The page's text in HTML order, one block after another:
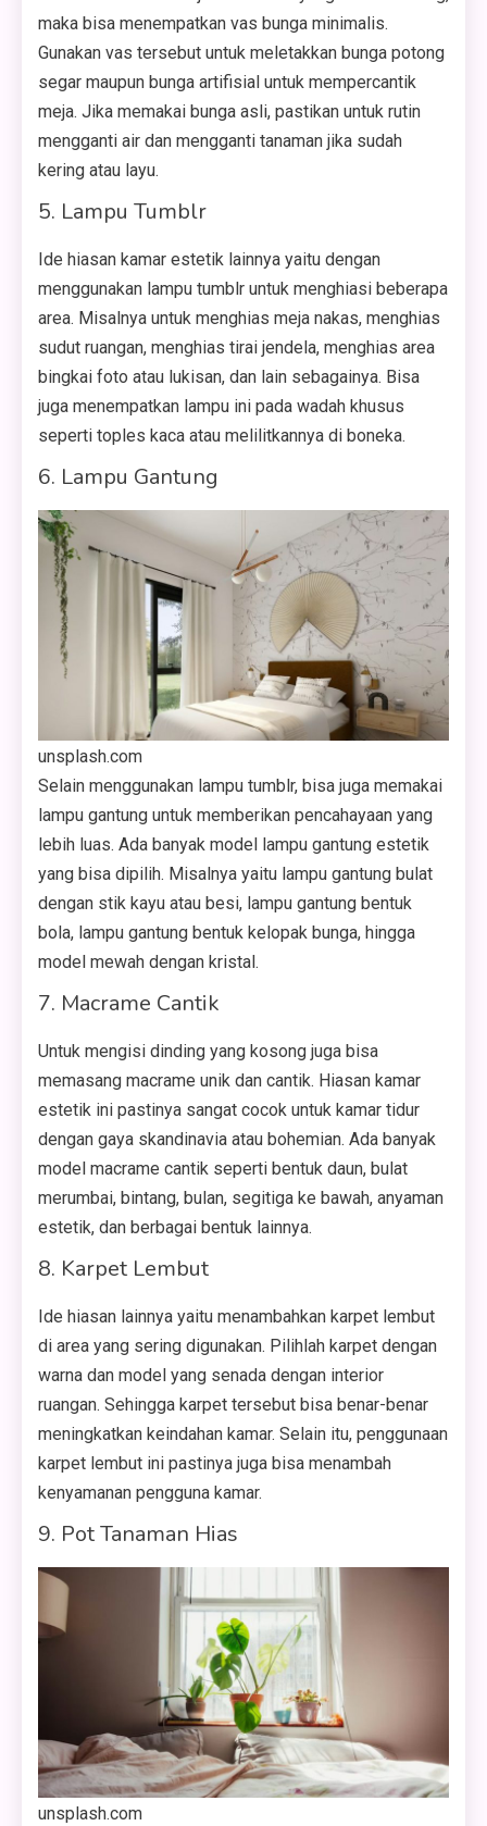
maka bisa menempatkan vas bunga minimalis.
Gunakan vas tersebut untuk meletakkan bunga potong
segar maupun bunga artifisial untuk mempercantik
meja. Jika memakai bunga asli, pastikan untuk rutin
mengganti air dan mengganti tanaman jika sudah
kering atau layu.
5. Lampu Tumblr
Ide hiasan kamar estetik lainnya yaitu dengan
menggunakan lampu tumblr untuk menghiasi beberapa
area. Misalnya untuk menghias meja nakas, menghias
sudut ruangan, menghias tirai jendela, menghias area
bingkai foto atau lukisan, dan lain sebagainya. Bisa
juga menempatkan lampu ini pada wadah khusus
seperti toples kaca atau melilitkannya di boneka.
6. Lampu Gantung
unsplash.com
Selain menggunakan lampu tumblr, bisa juga memakai
lampu gantung untuk memberikan pencahayaan yang
lebih luas. Ada banyak model lampu gantung estetik
yang bisa dipilih. Misalnya yaitu lampu gantung bulat
dengan stik kayu atau besi, lampu gantung bentuk
bola, lampu gantung bentuk kelopak bunga, hingga
model mewah dengan kristal.
7. Macrame Cantik
Untuk mengisi dinding yang kosong juga bisa
memasang macrame unik dan cantik. Hiasan kamar
estetik ini pastinya sangat cocok untuk kamar tidur
dengan gaya skandinavia atau bohemian. Ada banyak
model macrame cantik seperti bentuk daun, bulat
merumbai, bintang, bulan, segitiga ke bawah, anyaman
estetik, dan berbagai bentuk lainnya.
8. Karpet Lembut
Ide hiasan lainnya yaitu menambahkan karpet lembut
di area yang sering digunakan. Pilihlah karpet dengan
warna dan model yang senada dengan interior
ruangan. Sehingga karpet tersebut bisa benar-benar
meningkatkan keindahan kamar. Selain itu, penggunaan
karpet lembut ini pastinya juga bisa menambah
kenyamanan pengguna kamar.
9. Pot Tanaman Hias
unsplash.com